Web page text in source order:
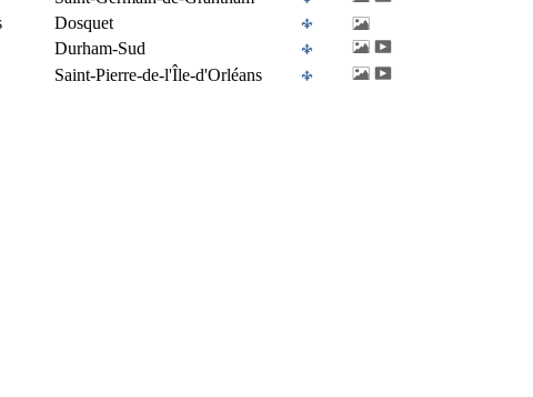
Dosquet
Durham-Sud
Saint-Pierre-de-l'Île-d'Orléans